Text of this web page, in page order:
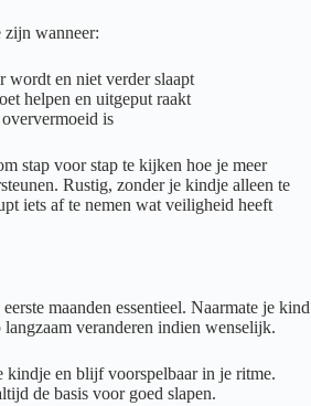
zijn wanneer:
wordt en niet verder slaapt
helpen en uitgeput raakt
is
stap voor stap te kijken hoe je meer
Rustig, zonder je kindje alleen te
iets af te nemen wat veiligheid heeft
maanden essentieel. Naarmate je kind
veranderen indien wenselijk.
en blijf voorspelbaar in je ritme.
de basis voor goed slapen.